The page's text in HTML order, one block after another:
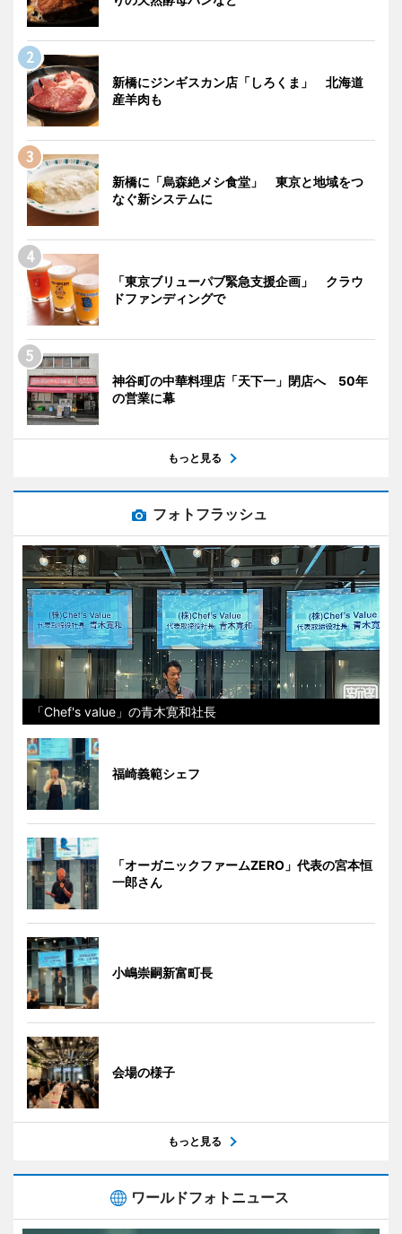
新橋にジンギスカン店「しろくま」 北海道
産羊肉も
新橋に「烏森絶メシ食堂」 東京と地域をつ
なぐ新システムに
「東京ブリューパブ緊急支援企画」 クラウ
ドファンディングで
神谷町の中華料理店「天下一」閉店へ 50年
の営業に幕
もっと見る
フォトフラッシュ
「Chef's value」の青木寛和社長
福崎義範シェフ
「オーガニックファームZERO」代表の宮本恒
一郎さん
小嶋崇嗣新富町長
会場の様子
もっと見る
ワールドフォトニュース